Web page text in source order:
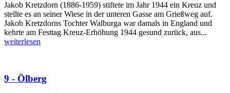
Jakob Kretzdorn (1886-1959) stiftete im Jahr 1944 ein Kreuz und
stellte es an seiner Wiese in der unteren Gasse am Grießweg auf.
Jakob Kretzdorns Tochter Walburga war damals in England und
kehrte am Festtag Kreuz-Erhöhung 1944 gesund zurück, aus...
weiterlesen
9 - Ölberg